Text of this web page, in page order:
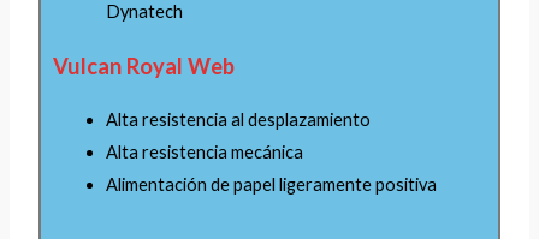
Dynatech
Vulcan Royal Web
Alta resistencia al desplazamiento
Alta resistencia mecánica
Alimentación de papel ligeramente positiva